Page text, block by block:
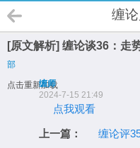
缠
[原文解析] 缠论谈36：走
部
点击重新加载
缠师
2024-7-15 21:49
点我观看
上一篇：
缠论评35：